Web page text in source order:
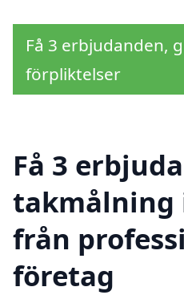
Få 3 erbjudanden,
förpliktelser
Få 3
takmålning
från
företag